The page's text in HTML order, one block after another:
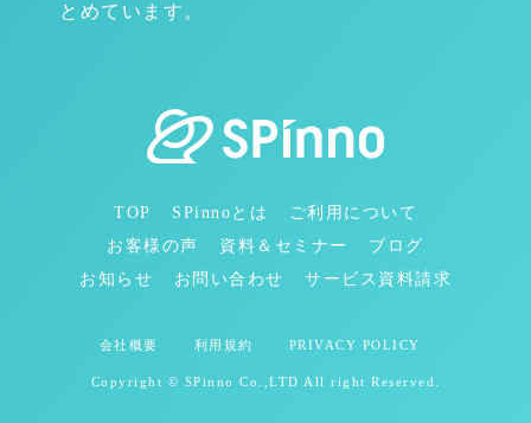
とめています。
TOP SPinnoとは
ご利用について
お客様の声
資料＆セミナー
ブログ
お知らせ
お問い合わせ サービス資料請求
会社概要 利用規約 PRIVACY POLICY
Copyright © SPinno Co.,LTD All right Reserved.